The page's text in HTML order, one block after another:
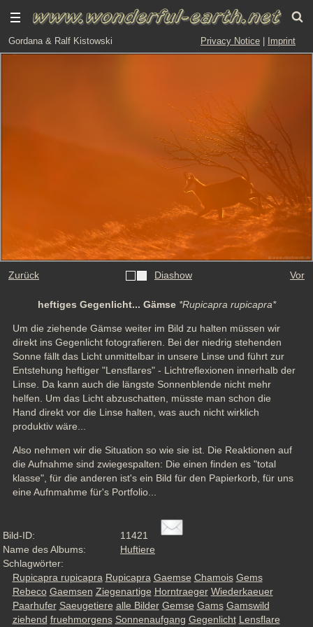
Gordana & Ralf Kistowski Privacy Notice Imprint
Zurück Diashow Vor
heftiges Gegenlicht... Gämse *Rupicapra rupicapra*
Um die ziehende Gämse weiter im Bild zu halten müssen wir
direkt ins Gegenlicht fotografieren. Bei der niedrig stehenden
Sonne fällt das Licht unmittelbar in unsere Linse und führt zur
Entstehung heftiger "Lensflares" - Lichtreflexionen innerhalb der
Linse. Da kann auch die längste Sonnenblende nicht mehr
helfen. Um das Licht abzuschatten, müsste man schon die
Hand direkt vor die Linse halten, was auch nicht wirklich
produktiv wäre...
Also nehmen wir die Situation so wie sie ist. Die Reaktionen auf
die Aufnahme sind zwiegespalten: Die einen finden es "total
klasse", für die anderen ist's ein Bild für den Papierkorb, für uns
eine Aufnmahme für's Portfolio...
Bild-ID:
11421
Name des Albums:
Huftiere
Schlagwörter:
Rupicapra rupicapra Rupicapra Gaemse Chamois Gems
Rebeco Gaemsen Ziegenartige Horntraeger Wiederkaeuer
Paarhufer Saeugetiere alle Bilder Gemse Gams Gamswild
ziehend fruehmorgens Sonnenaufgang Gegenlicht Lensflare